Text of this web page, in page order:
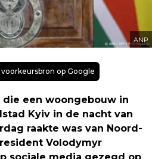
ANP
op Google
die een woongebouw in
Kyiv in de nacht van
raakte was van Noord-
Volodymyr
sociale media gezegd op